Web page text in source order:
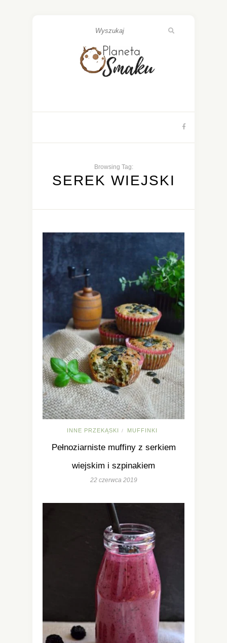
Browsing Tag:
SEREK WIEJSKI
INNE PRZEKĄSKI / MUFFINKI
Pełnoziarniste muffiny z serkiem
wiejskim i szpinakiem
22 czerwca 2019